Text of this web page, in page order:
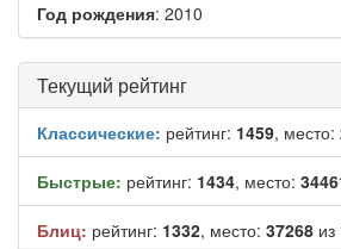
Год рождения: 2010
Текущий рейтинг
Классические: рейтинг: 1459, место:
Быстрые: рейтинг: 1434, место:
Блиц: рейтинг: 1332, место: 37268 из